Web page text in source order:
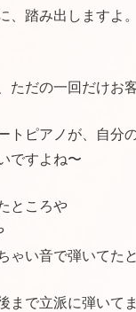
、踏み出しますよ。
だの一回だけお
ピアノが、自分
ですよね〜
ところや
ゃい音で弾いてた
まで立派に弾いて